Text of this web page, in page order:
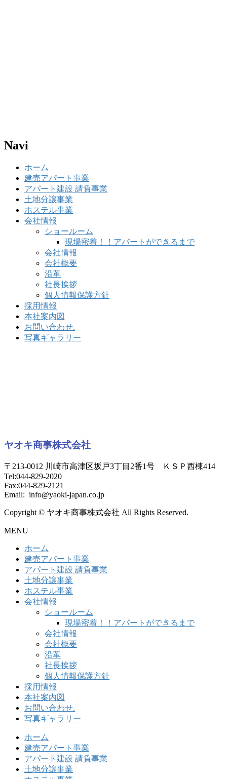
Navi
ホーム
建売アパート事業
アパート建設 請負事業
土地分譲事業
ホステル事業
会社情報
ショールーム
現場密着！！アパートができるまで
会社情報
会社概要
沿革
社長挨拶
個人情報保護方針
採用情報
本社案内図
お問い合わせ.
写真ギャラリー
ヤオキ商事株式会社
〒213-0012 川崎市高津区坂戸3丁目2番1号 ＫＳＰ西棟414
Tel:044-829-2020
Fax:044-829-2121
Email: info@yaoki-japan.co.jp
Copyright © ヤオキ商事株式会社 All Rights Reserved.
MENU
ホーム
建売アパート事業
アパート建設 請負事業
土地分譲事業
ホステル事業
会社情報
ショールーム
現場密着！！アパートができるまで
会社情報
会社概要
沿革
社長挨拶
個人情報保護方針
採用情報
本社案内図
お問い合わせ.
写真ギャラリー
ホーム
建売アパート事業
アパート建設 請負事業
土地分譲事業